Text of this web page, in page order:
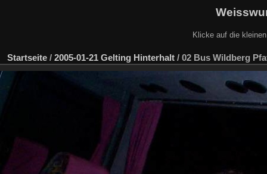
Klicke auf die
Startseite / 2005-01-21 Gelting Hinterhalt / 02 Bus Wildberg